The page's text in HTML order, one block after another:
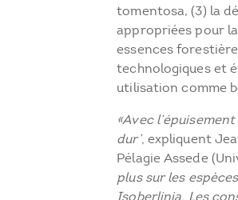
tomentosa, (3) la
appropriées pour
essences
technologiques et
utilisation comme
«Avec
dur’, expliquent
Pélagie Assede
plus sur les
Isoberlinia. Les